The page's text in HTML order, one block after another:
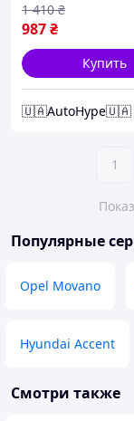
987₴
1 410 ₴
Купить
🇺🇦AutoHype🇺🇦
1
Популярные
Opel Movano
Hyundai Accent
Смотри также